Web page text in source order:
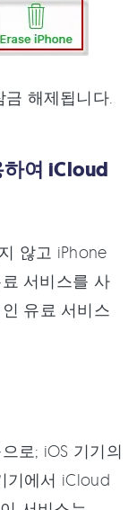
해제됩니다.
하여 iCloud
않고 iPhone
서비스를 사
유료 서비스
로; iOS 기기의
기에서 iCloud